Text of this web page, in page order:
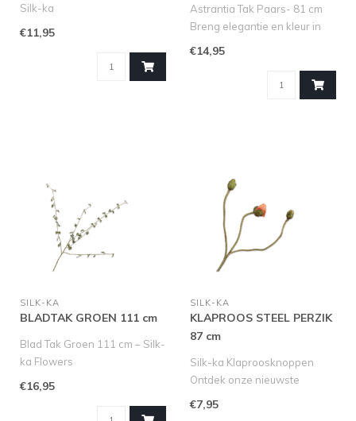
Silk-ka
€11,95
Astrantia Tak Paars- 81 cm
Breng elegantie en kleur in
€14,95
SILK-KA
BLADTAK GROEN 111 cm
Blad Tak Groen 111 cm – Silk-
ka Flowers
€16,95
SILK-KA
KLAPROOS STEEL PERZIK
87 cm
Silk-ka Klaproosknoppen
Ontdek onze nieuwste
€7,95